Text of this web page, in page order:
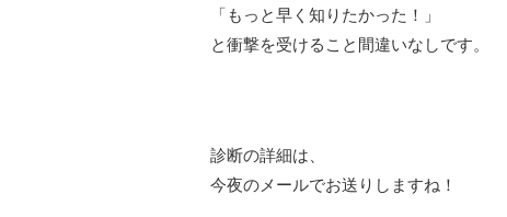
「もっと早く知りたかった！」
と衝撃を受けること間違いなしです。
診断の詳細は、
今夜のメールでお送りしますね！